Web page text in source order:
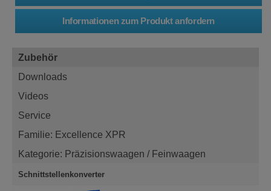
Zubehör
Downloads
Videos
Service
Familie: Excellence XPR
Kategorie: Präzisionswaagen / Feinwaagen
Schnittstellenkonverter